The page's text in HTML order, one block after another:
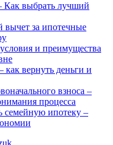
Как выбрать лучший
вычет за ипотечные
и преимущества
вернуть деньги и
взноса –
процесса
семейную ипотеку –